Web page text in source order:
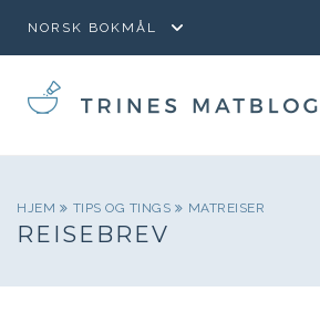
HJEM TIPS OG TINGS MATREISER
REISEBREV